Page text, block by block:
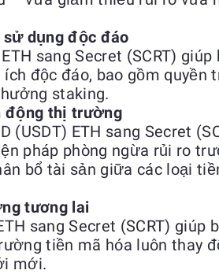
dụng độc đáo
sang Secret (SCRT) giúp
độc đáo, bao gồm quyền
staking.
động thị trường
(USDT) ETH sang Secret
pháp phòng ngừa rủi ro
bổ tài sản giữa các loại
tương lai
sang Secret (SCRT) giúp
tiền mã hóa luôn thay
mới.